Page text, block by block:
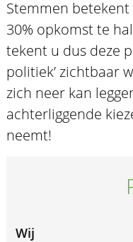
Stemmen betekent
30% opkomst te
tekent u dus deze
politiek’ zichtbaar
zich neer kan
achterliggende
neemt!
Wij